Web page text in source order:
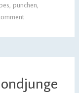
pes, punchen,